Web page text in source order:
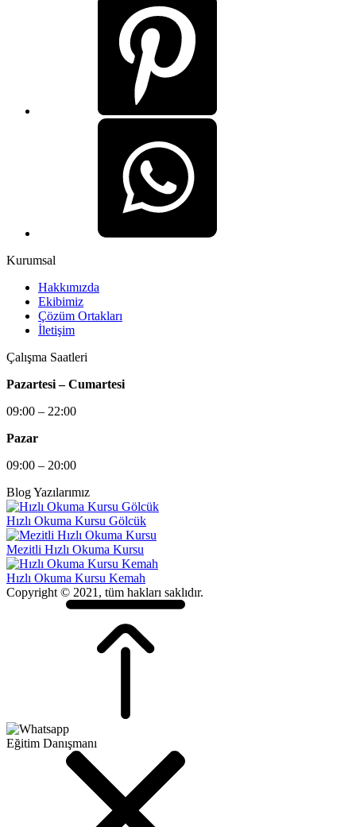
Kurumsal
Hakkımızda
Ekibimiz
Çözüm Ortakları
İletişim
Çalışma Saatleri
Pazartesi – Cumartesi
09:00 – 22:00
Pazar
09:00 – 20:00
Blog Yazılarımız
Hızlı Okuma Kursu Gölcük
Mezitli Hızlı Okuma Kursu
Hızlı Okuma Kursu Kemah
Copyright © 2021, tüm hakları saklıdır.
Eğitim Danışmanı